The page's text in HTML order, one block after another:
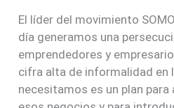
El líder del movimiento
día generamos una
emprendedores y
cifra alta de informalidad en
necesitamos es un plan